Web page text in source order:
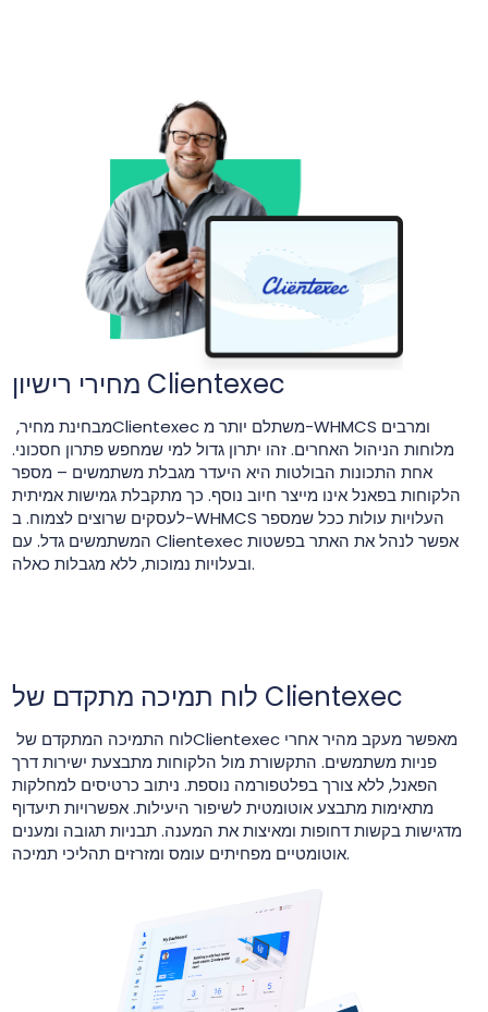
מחירי רישיון Clientexec
מבחינת מחיר, ‏Clientexec משתלם יותר מ-WHMCS ומרבים
מלוחות הניהול האחרים. זהו יתרון גדול למי שמחפש פתרון חסכוני.
אחת התכונות הבולטות היא היעדר מגבלת משתמשים – מספר
הלקוחות בפאנל אינו מייצר חיוב נוסף. כך מתקבלת גמישות אמיתית
לעסקים שרוצים לצמוח. ב-WHMCS העלויות עולות ככל שמספר
המשתמשים גדל. עם Clientexec אפשר לנהל את האתר בפשטות
ובעלויות נמוכות, ללא מגבלות כאלה.
לוח תמיכה מתקדם של Clientexec
לוח התמיכה המתקדם של ‏Clientexec מאפשר מעקב מהיר אחרי
פניות משתמשים. התקשורת מול הלקוחות מתבצעת ישירות דרך
הפאנל, ללא צורך בפלטפורמה נוספת. ניתוב כרטיסים למחלקות
מתאימות מתבצע אוטומטית לשיפור היעילות. אפשרויות תיעדוף
מדגישות בקשות דחופות ומאיצות את המענה. תבניות תגובה ומענים
אוטומטיים מפחיתים עומס ומזרזים תהליכי תמיכה.